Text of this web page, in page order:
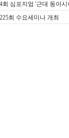
회 심포지엄 '근대 동아
회 수요세미나 개최